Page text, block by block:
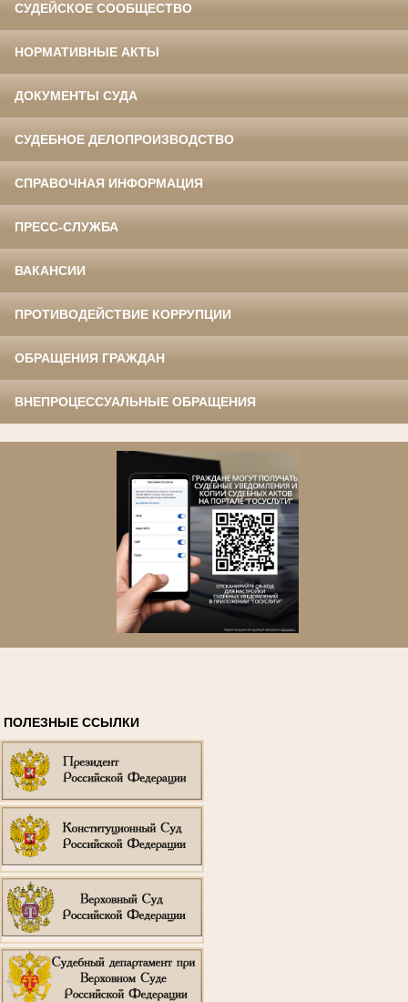
СУДЕЙСКОЕ СООБЩЕСТВО
НОРМАТИВНЫЕ АКТЫ
ДОКУМЕНТЫ СУДА
СУДЕБНОЕ ДЕЛОПРОИЗВОДСТВО
СПРАВОЧНАЯ ИНФОРМАЦИЯ
ПРЕСС-СЛУЖБА
ВАКАНСИИ
ПРОТИВОДЕЙСТВИЕ КОРРУПЦИИ
ОБРАЩЕНИЯ ГРАЖДАН
ВНЕПРОЦЕССУАЛЬНЫЕ ОБРАЩЕНИЯ
ПОЛЕЗНЫЕ ССЫЛКИ